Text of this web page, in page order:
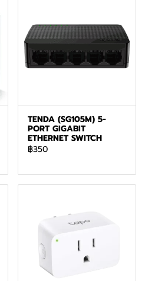
TENDA (SG105M) 5-
PORT GIGABIT
ETHERNET SWITCH
฿350